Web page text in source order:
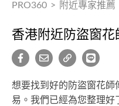
PRO360 > 附近專家推薦
香港附近防盜窗
想要找到好的防盜窗花師
易。我們已經為您整理好